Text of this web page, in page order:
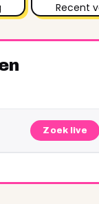
Recent
Zoek live